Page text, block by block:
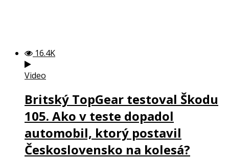
16.4K
Video
Britský TopGear testoval Škodu
105. Ako v teste dopadol
automobil, ktorý postavil
Československo na kolesá?